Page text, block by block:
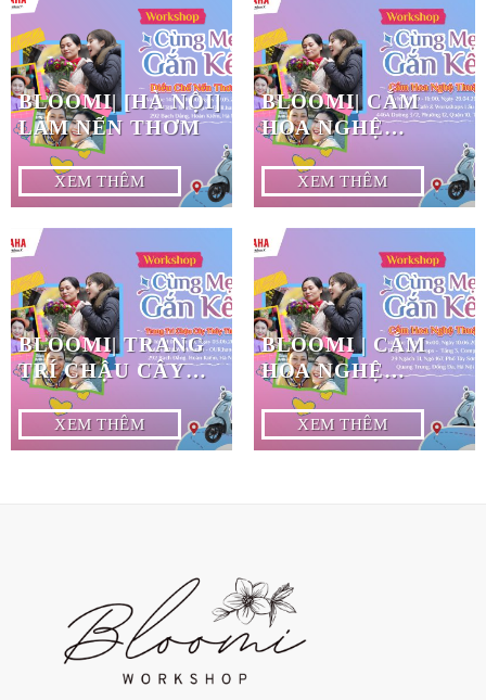
BLOOMI| [HÀ NỘI]
LÀM NẾN THƠM
XEM THÊM
BLOOMI| CẮM
HOA NGHỆ
THUẬT #29.04
XEM THÊM
BLOOMI| TRANG
TRÍ CHẬU CÂY
THỦY TINH#0306
XEM THÊM
BLOOMI | CẮM
HOA NGHỆ
THUẬT #10.06
XEM THÊM